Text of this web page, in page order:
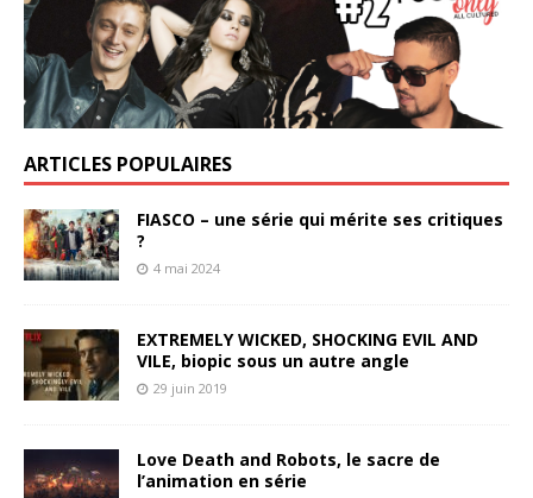
ARTICLES POPULAIRES
FIASCO – une série qui mérite ses critiques
?
4 mai 2024
EXTREMELY WICKED, SHOCKING EVIL AND
VILE, biopic sous un autre angle
29 juin 2019
Love Death and Robots, le sacre de
l’animation en série